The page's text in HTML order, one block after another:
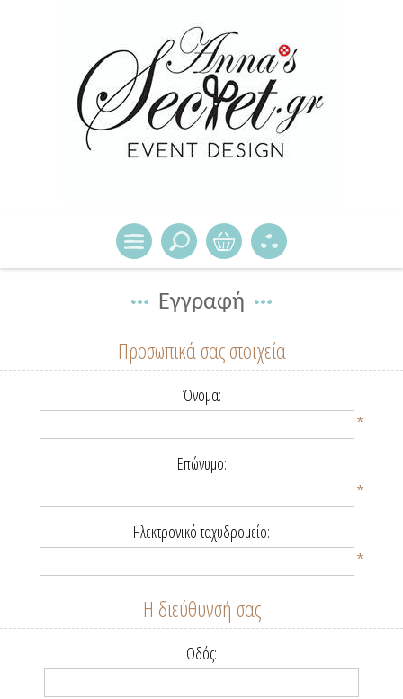
Εγγραφή
Προσωπικά σας στοιχεία
Όνομα:
*
Επώνυμο:
*
Ηλεκτρονικό ταχυδρομείο:
*
Η διεύθυνσή σας
Οδός: